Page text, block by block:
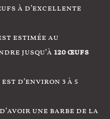
à d’excellente
estimée au
jusqu’à 120 œufs
d’environ 3 à 5
une barbe de la